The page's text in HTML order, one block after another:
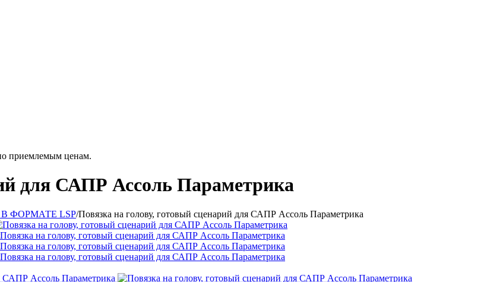
приемлемым ценам.
для САПР Ассоль Параметрика
ФОРМАТЕ LSP/Повязка на голову, готовый сценарий для САПР Ассоль Параметрика